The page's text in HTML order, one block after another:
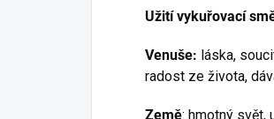
Užití vykuřovací
Venuše: láska,
radost ze života,
Země: hmotný svět,